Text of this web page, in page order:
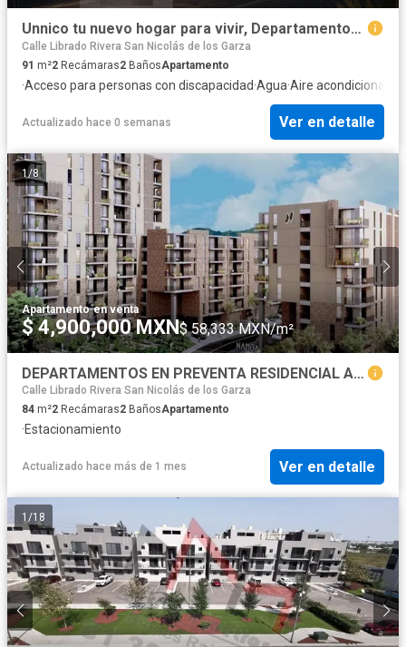
Unnico tu nuevo hogar para vivir, Departamentos en Sendero Divisorio
Calle Librado Rivera San Nicolás de los Garza
91 m²2 Recámaras2 BañosApartamento
·Acceso para personas con discapacidad·Agua·Aire acondicionado
Actualizado hace 0 semanas Ver en detalle
1/8
Apartamento·en venta
$ 4,900,000 MXN$ 58,333 MXN/m²
DEPARTAMENTOS EN PREVENTA RESIDENCIAL ANAHUAC SAN NICOLAS DE LOS GARZA, N.L.
Calle Librado Rivera San Nicolás de los Garza
84 m²2 Recámaras2 BañosApartamento
·Estacionamiento
Actualizado hace más de 1 mes Ver en detalle
1 /18